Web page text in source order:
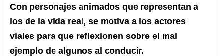
Con personajes animados que representan a
los de la vida real, se motiva a los actores
viales para que reflexionen sobre el mal
ejemplo de algunos al conducir.